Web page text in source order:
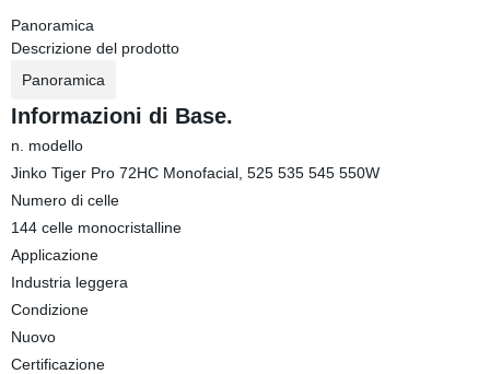
Panoramica
Descrizione del prodotto
Panoramica
Informazioni di Base.
n. modello
Jinko Tiger Pro 72HC Monofacial, 525 535 545 550W
Numero di celle
144 celle monocristalline
Applicazione
Industria leggera
Condizione
Nuovo
Certificazione